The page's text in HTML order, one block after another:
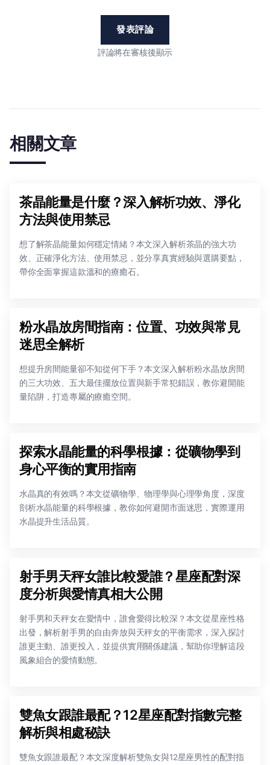
發表評論
評論將在審核後顯示
相關文章
茶晶能量是什麼？深入解析功效、淨化
方法與使用禁忌
想了解茶晶能量如何穩定情緒？本文深入解析茶晶的強大功
效、正確淨化方法、使用禁忌，並分享真實經驗與選購要點，
帶你全面掌握這款溫和的療癒石。
粉水晶放房間指南：位置、功效與常見
迷思全解析
想提升房間能量卻不知從何下手？本文深入解析粉水晶放房間
的三大功效、五大最佳擺放位置與新手常犯錯誤，教你避開能
量陷阱，打造專屬的療癒空間。
探索水晶能量的科學根據：從礦物學到
身心平衡的實用指南
水晶真的有效嗎？本文從礦物學、物理學與心理學角度，深度
剖析水晶能量的科學根據，教你如何避開市面迷思，實際運用
水晶提升生活品質。
射手男天秤女誰比較愛誰？星座配對深
度分析與愛情真相大公開
射手男和天秤女在愛情中，誰會愛得比較深？本文從星座性格
出發，解析射手男的自由奔放與天秤女的平衡需求，深入探討
誰更主動、誰更投入，並提供實用關係建議，幫助你理解這段
風象組合的愛情動態。
雙魚女跟誰最配？12星座配對指數完整
解析與相處秘訣
雙魚女跟誰最配？本文深度解析雙魚女與12星座男性的配對指